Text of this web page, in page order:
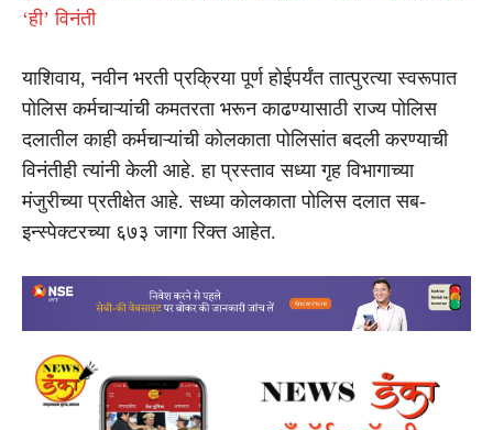
‘ही’ विनंती
याशिवाय, नवीन भरती प्रक्रिया पूर्ण होईपर्यंत तात्पुरत्या स्वरूपात
पोलिस कर्मचाऱ्यांची कमतरता भरून काढण्यासाठी राज्य पोलिस
दलातील काही कर्मचाऱ्यांची कोलकाता पोलिसांत बदली करण्याची
विनंतीही त्यांनी केली आहे. हा प्रस्ताव सध्या गृह विभागाच्या
मंजुरीच्या प्रतीक्षेत आहे. सध्या कोलकाता पोलिस दलात सब-
इन्स्पेक्टरच्या ६७३ जागा रिक्त आहेत.